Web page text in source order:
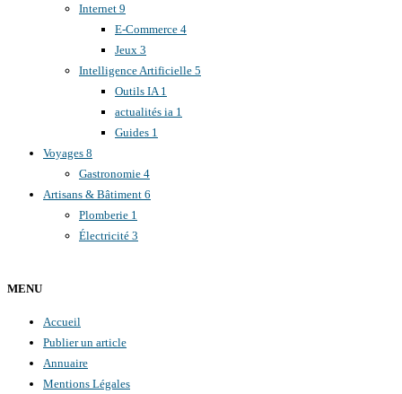
Internet 9
E-Commerce 4
Jeux 3
Intelligence Artificielle 5
Outils IA 1
actualités ia 1
Guides 1
Voyages 8
Gastronomie 4
Artisans & Bâtiment 6
Plomberie 1
Électricité 3
MENU
Accueil
Publier un article
Annuaire
Mentions Légales